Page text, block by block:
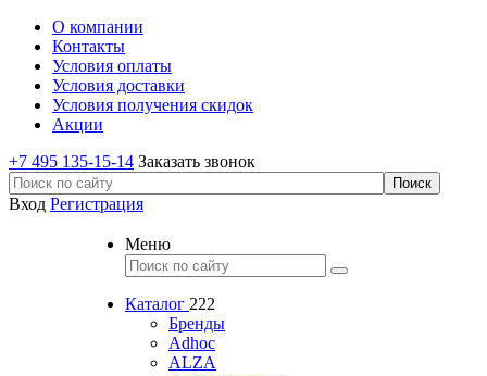
О компании
Контакты
Условия оплаты
Условия доставки
Условия получения скидок
Акции
+7 495 135-15-14 Заказать звонок
Вход Регистрация
Меню
Каталог 222
Бренды
Adhoc
ALZA